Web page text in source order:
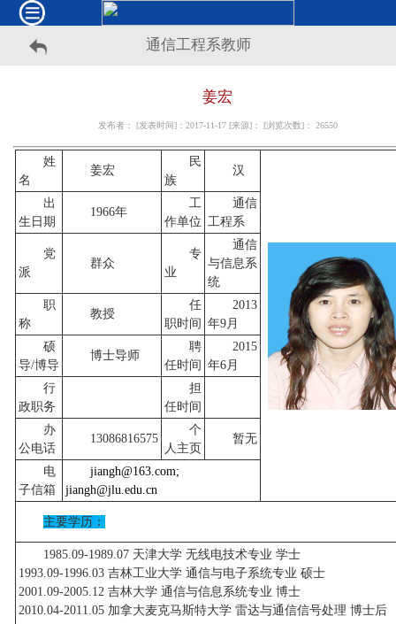
通信工程系教师
姜宏
发布者： [发表时间]：2017-11-17 [来源]： [浏览次数]： 26550
姓
名
姜宏
民
族
汉
出
生日期
1966年
工
作单位
通信
工程系
党
派
群众
专
业
通信
与信息系
统
职
称
教授
任
职时间
2013
年9月
硕
导/博导
博士导师
聘
任时间
2015
年6月
行
政职务
担
任时间
办
公电话
13086816575
个
人主页
暂无
电
子信箱
jiangh@163.com;
jiangh@jlu.edu.cn
主要学历：
1985.09-1989.07 天津大学 无线电技术专业 学士
1993.09-1996.03 吉林工业大学 通信与电子系统专业 硕士
2001.09-2005.12 吉林大学 通信与信息系统专业 博士
2010.04-2011.05 加拿大麦克马斯特大学 雷达与通信信号处理 博士后